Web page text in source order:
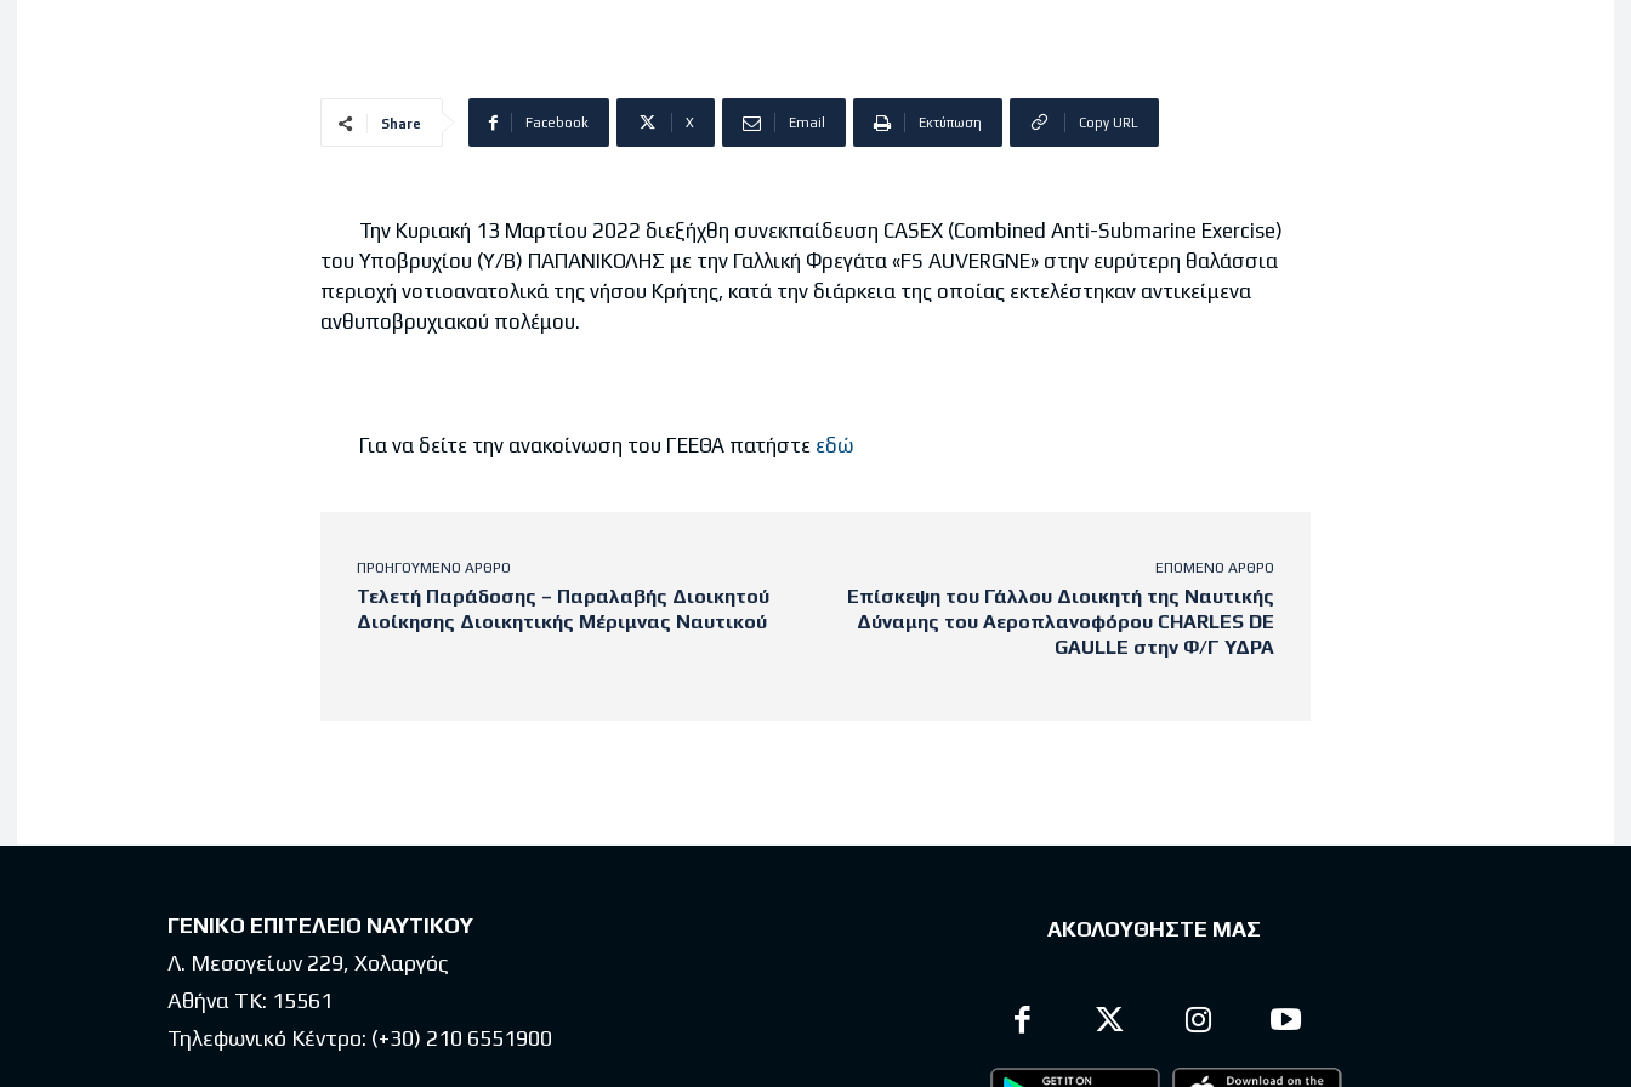
Share Facebook X Email Εκτύπωση Copy URL
Την Κυριακή 13 Μαρτίου 2022 διεξήχθη συνεκπαίδευση CASEX (Combined Anti-Submarine Exercise)
του Υποβρυχίου (Υ/Β) ΠΑΠΑΝΙΚΟΛΗΣ με την Γαλλική Φρεγάτα «FS AUVERGNE» στην ευρύτερη θαλάσσια
περιοχή νοτιοανατολικά της νήσου Κρήτης, κατά την διάρκεια της οποίας εκτελέστηκαν αντικείμενα
ανθυποβρυχιακού πολέμου.
Για να δείτε την ανακοίνωση του ΓΕΕΘΑ πατήστε εδώ
ΠΡΟΗΓΟΎΜΕΝΟ ΆΡΘΡΟ
Τελετή Παράδοσης – Παραλαβής Διοικητού
Διοίκησης Διοικητικής Μέριμνας Ναυτικού
ΕΠΌΜΕΝΟ ΆΡΘΡΟ
Επίσκεψη του Γάλλου Διοικητή της Ναυτικής
Δύναμης του Αεροπλανοφόρου CHARLES DE
GAULLE στην Φ/Γ ΥΔΡΑ
ΓΕΝΙΚΟ ΕΠΙΤΕΛΕΙΟ ΝΑΥΤΙΚΟΥ
Λ. Μεσογείων 229, Χολαργός
Αθήνα ΤΚ: 15561
Τηλεφωνικό Κέντρο: (+30) 210 6551900
ΑΚΟΛΟΥΘΗΣΤΕ ΜΑΣ